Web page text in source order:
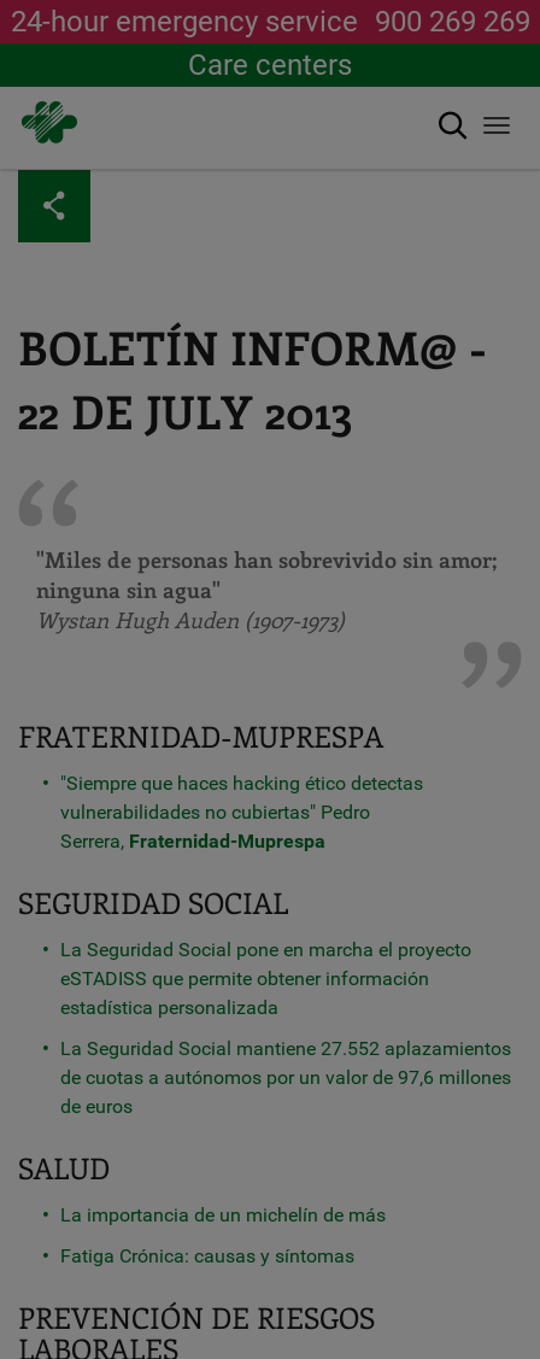
content
24-hour emergency service 900 269 269
Care centers
Search
BOLETÍN INFORM@ -
22 DE JULY 2013
"Miles de personas han sobrevivido sin amor;
ninguna sin agua"
Wystan Hugh Auden (1907-1973)
FRATERNIDAD-MUPRESPA
"Siempre que haces hacking ético detectas
vulnerabilidades no cubiertas" Pedro
Serrera, Fraternidad-Muprespa
SEGURIDAD SOCIAL
La Seguridad Social pone en marcha el proyecto
eSTADISS que permite obtener información
estadística personalizada
La Seguridad Social mantiene 27.552 aplazamientos
de cuotas a autónomos por un valor de 97,6 millones
de euros
SALUD
La importancia de un michelín de más
Fatiga Crónica: causas y síntomas
PREVENCIÓN DE RIESGOS
LABORALES